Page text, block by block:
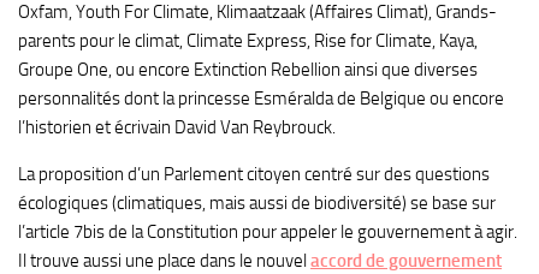
Oxfam, Youth For Climate, Klimaatzaak (Affaires Climat), Grands-
parents pour le climat, Climate Express, Rise for Climate, Kaya,
Groupe One, ou encore Extinction Rebellion ainsi que diverses
personnalités dont la princesse Esméralda de Belgique ou encore
l’historien et écrivain David Van Reybrouck.
La proposition d’un Parlement citoyen centré sur des questions
écologiques (climatiques, mais aussi de biodiversité) se base sur
l’article 7bis de la Constitution pour appeler le gouvernement à agir.
Il trouve aussi une place dans le nouvelaccord de gouvernement